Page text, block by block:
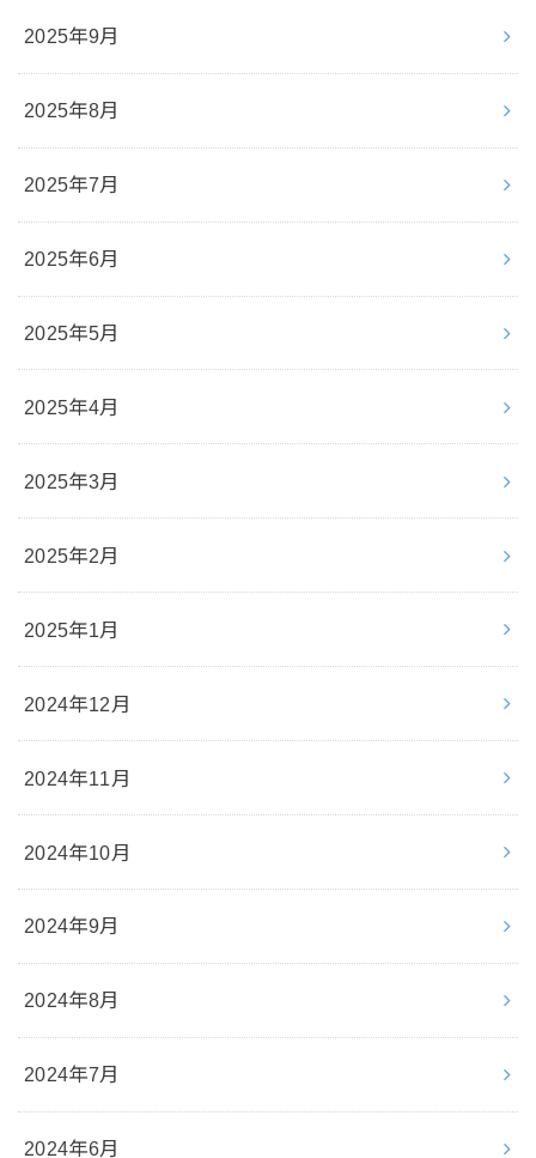
2025年9月
2025年8月
2025年7月
2025年6月
2025年5月
2025年4月
2025年3月
2025年2月
2025年1月
2024年12月
2024年11月
2024年10月
2024年9月
2024年8月
2024年7月
2024年6月